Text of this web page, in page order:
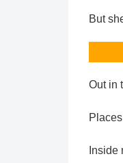
But
Out in
Inside